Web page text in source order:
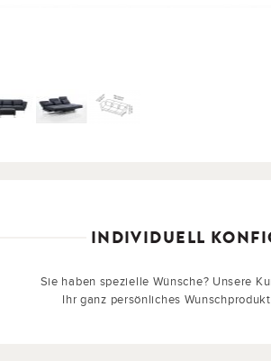
INDIVIDUELL
Sie haben spezielle Wünsche? Unsere
Ihr ganz persönliches